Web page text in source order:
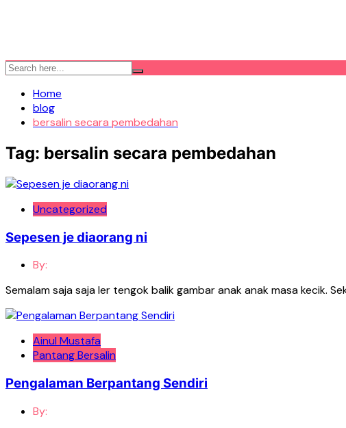
Home
blog
bersalin secara pembedahan
Tag: bersalin secara pembedahan
Uncategorized
Sepesen je diaorang ni
By:
Semalam saja saja ler tengok balik gambar anak anak masa kecik.
Ainul Mustafa
Pantang Bersalin
Pengalaman Berpantang Sendiri
By: